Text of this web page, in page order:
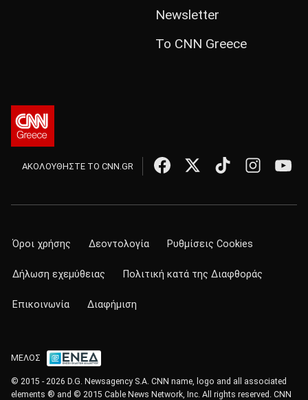
Newsletter
Το CNN Greece
ΑΚΟΛΟΥΘΗΣΤΕ ΤΟ CNN.GR
Όροι χρήσης Δεοντολογία Ρυθμίσεις Cookies
Δήλωση εχεμύθειας Πολιτική κατά της Διαφθοράς
Επικοινωνία Διαφήμιση
ΜΕΛΟΣ
© 2015 - 2026 D.G. Newsagency S.A. CNN name, logo and all associated
elements ® and © 2015 Cable News Network, Inc. All rights reserved. CNN